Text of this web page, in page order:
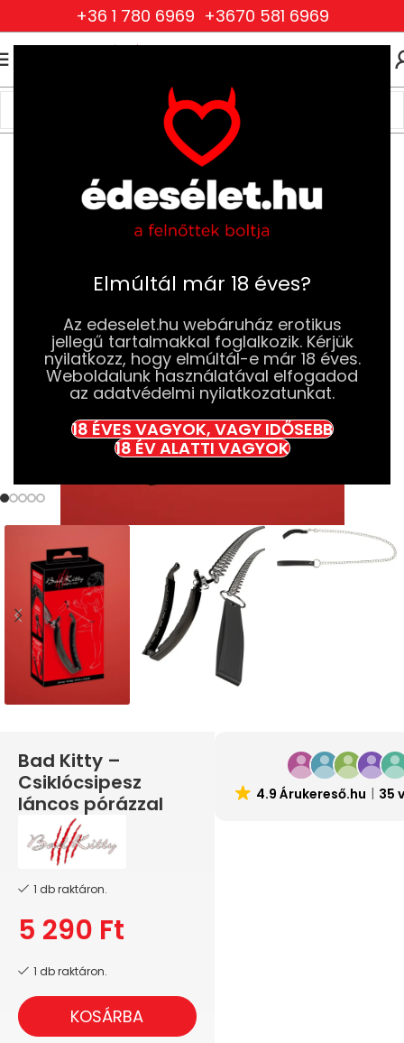
Elmúltál már 18 éves?
Az edeselet.hu webáruház erotikus
jellegű tartalmakkal foglalkozik. Kérjük
nyilatkozz, hogy elmúltál-e már 18 éves.
Weboldalunk használatával elfogadod
az adatvédelmi nyilatkozatunkat.
18 ÉVES VAGYOK, VAGY IDŐSEBB
18 ÉV ALATTI VAGYOK
+36 1 780 6969 +3670 581 6969
Csiklóizgatók
Bad Kitty –
Csiklócsipesz
láncos pórázzal
1 db raktáron.
5 290 Ft
1 db raktáron.
KOSÁRBA
4.9 Árukereső.hu 35